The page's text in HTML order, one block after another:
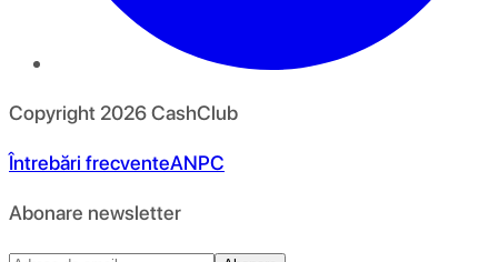
Copyright 2026CashClub
Întrebări frecventeANPC
Abonare newsletter